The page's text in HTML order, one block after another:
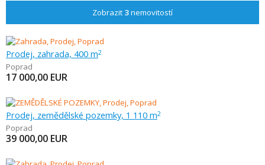
Zobrazit 3nemovitostí
Prodej, zahrada, 400 m2
Poprad
17 000,00 EUR
Prodej, zemědělské pozemky, 1 110 m2
Poprad
39 000,00 EUR